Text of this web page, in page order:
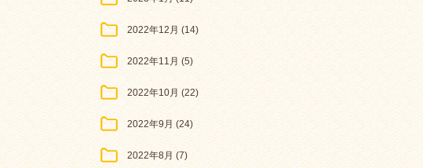
2022年12月 (14)
2022年11月 (5)
2022年10月 (22)
2022年9月 (24)
2022年8月 (7)